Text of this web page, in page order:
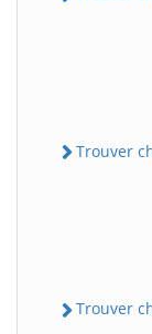
Trouver
Trouver